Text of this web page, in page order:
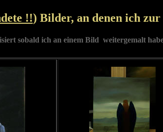
!!) Bilder, an denen ich
sobald ich an einem Bild weitergemalt